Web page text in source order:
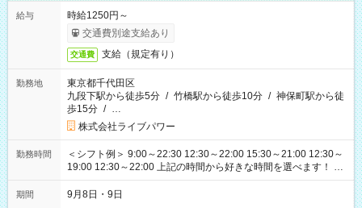
給与
時給1250円～
交通費別途支給あり
交通費 支給（規定有り）
勤務地
東京都千代田区
九段下駅から徒歩5分 / 竹橋駅から徒歩10分 / 神保町駅から徒
歩15分 / …
株式会社ライブパワー
勤務時間
＜シフト例＞ 9:00～22:30 12:30～22:00 15:30～21:00 12:30～
19:00 12:30～22:00 上記の時間から好きな時間を選べます！ ※
時間は変更となる可能性があります
期間 9月8日・9日